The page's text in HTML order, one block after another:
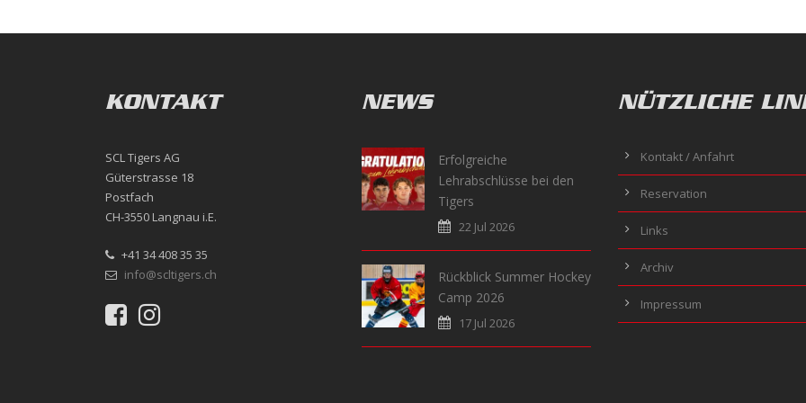
KONTAKT
SCL Tigers AG
Güterstrasse 18
Postfach
CH-3550 Langnau i.E.
+41 34 408 35 35
info@scltigers.ch
NEWS
Erfolgreiche
Lehrabschlüsse bei den
Tigers
22 Jul 2026
Rückblick Summer Hockey
Camp 2026
17 Jul 2026
NÜTZLICHE
Kontakt / Anfahrt
Reservation
Links
Archiv
Impressum